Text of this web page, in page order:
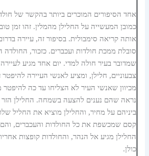
אחד הסיפורים המוכרים ביותר בהקשר של
כמובן המעשייה על החלילן מהמלין. זהו זמן
אותה קריאה סימבולית. בסיפור זה, עיירה
סובלת ממכת חולדות ועכברים. כזכור,
שמדובר בעיר חולה למדי. יום אחד מגיע
צבעוניים, חלילן, ומציע לאנשי העיירה
מכיוון שאנשי העיר לא הצליחו עד כה
נראה שהם נענים להצעה בשמחה. החלילן הזר
ביניהם על מחיר, והחלילן מוציא את החליל
קסם שמכשפת את כל החולדות והעכברים, והם
החלילן מגיע אל הנהר, והחולדות קופצות
כולן.